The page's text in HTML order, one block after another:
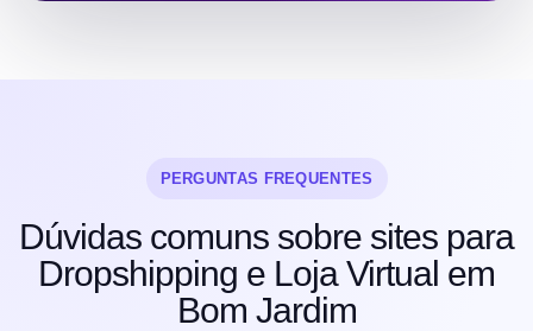
PERGUNTAS FREQUENTES
Dúvidas comuns sobre sites para
Dropshipping e Loja Virtual em
Bom Jardim